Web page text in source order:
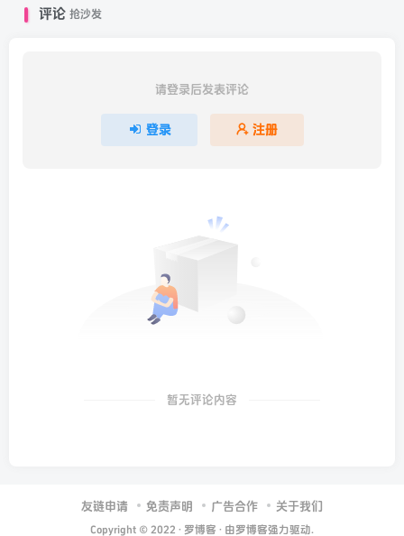
评论 抢沙发
请登录后发表评论
登录 注册
暂无评论内容
友链申请 免责声明 广告合作 关于我们
Copyright © 2022 · 罗博客 · 由罗博客强力驱动.